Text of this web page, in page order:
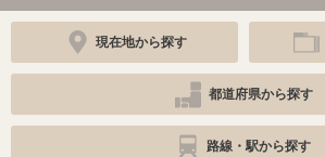
現在地から探す
都道府県から探す
路線・駅から探す